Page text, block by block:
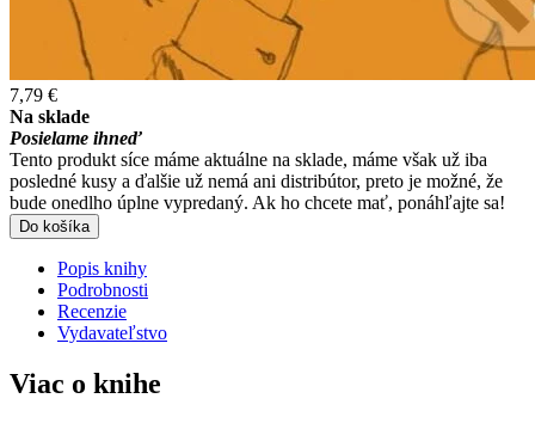
7,79 €
Na sklade
Posielame ihneď
Tento produkt síce máme aktuálne na sklade, máme však už iba
posledné kusy a ďalšie už nemá ani distribútor, preto je možné, že
bude onedlho úplne vypredaný. Ak ho chcete mať, ponáhľajte sa!
Do košíka
Popis knihy
Podrobnosti
Recenzie
Vydavateľstvo
Viac o knihe